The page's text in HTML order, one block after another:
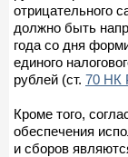
отрицательного
должно быть
года со дня
единого
рублей (ст. 70 НК
Кроме того,
обеспечения
и сборов